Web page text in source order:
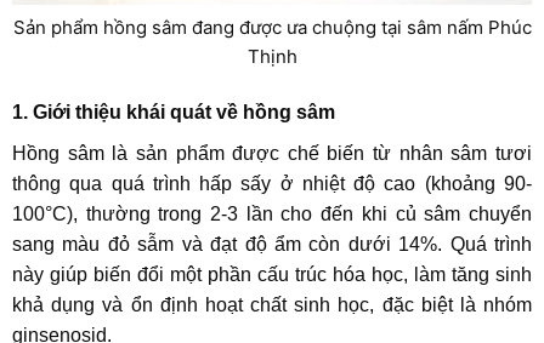
Sản phẩm hồng sâm đang được ưa chuộng tại sâm nấm Phúc
Thịnh
1. Giới thiệu khái quát về hồng sâm
Hồng sâm là sản phẩm được chế biến từ nhân sâm tươi
thông qua quá trình hấp sấy ở nhiệt độ cao (khoảng 90-
100°C), thường trong 2-3 lần cho đến khi củ sâm chuyển
sang màu đỏ sẫm và đạt độ ẩm còn dưới 14%. Quá trình
này giúp biến đổi một phần cấu trúc hóa học, làm tăng sinh
khả dụng và ổn định hoạt chất sinh học, đặc biệt là nhóm
ginsenosid.